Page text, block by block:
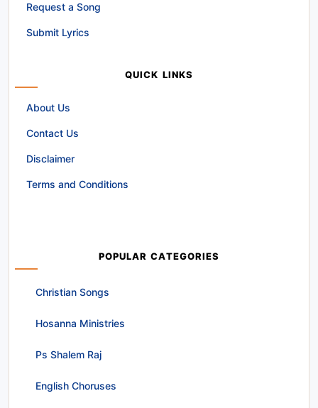
Request a Song
Submit Lyrics
QUICK LINKS
About Us
Contact Us
Disclaimer
Terms and Conditions
POPULAR CATEGORIES
Christian Songs
Hosanna Ministries
Ps Shalem Raj
English Choruses